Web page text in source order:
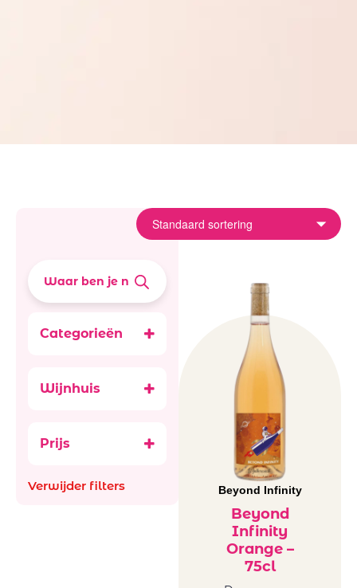
Categorieën
Wijnen
Wijnhuis
Prijs
Verwijder filters Beyond Infinity
Beyond
Infinity
Orange –
75cl